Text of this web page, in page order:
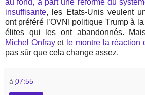
au fond, à part une réforme du
insuffisante, les Etats-Unis veulent
ont préféré l’OVNI politique Trump à
élites qui les ont abandonnés.
Michel Onfrayet le montre la réaction
pas sûr que cela change assez.
à 07:55